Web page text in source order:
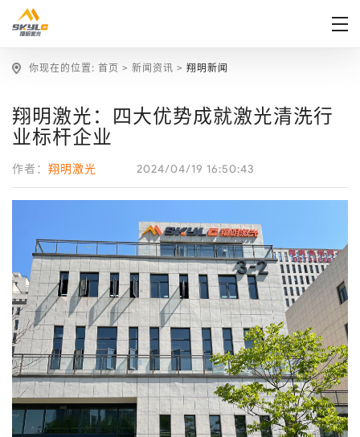
你现在的位置:首页 >新闻资讯 >翔明新闻
翔明激光：四大优势成就激光清洗行
业标杆企业
作者： 翔明激光 2024/04/19 16:50:43